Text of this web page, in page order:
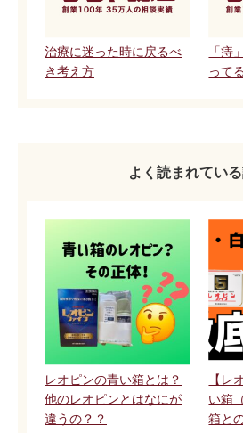
治療に迷った時に戻るべ
き考え方
「痔
って
よく読まれてい
レオピンの青い箱とは？
他のレオピンとはなにが
違うの？？
【レ
い箱
箱と